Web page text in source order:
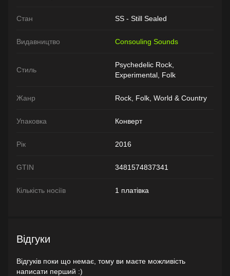
Стан SS - Still Sealed
Видавництво Consouling Sounds
Стиль
Psychedelic Rock,
Experimental, Folk
Жанр Rock, Folk, World & Country
Упаковка Конверт
Рік 2016
GTIN 3481574837341
Кількість носіїв 1 платівка
Відгуки
Відгуків поки що немає, тому ви маєте можливість
написати перший :)